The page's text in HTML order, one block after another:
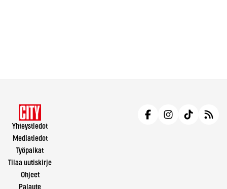
Yhteystiedot
Mediatiedot
Työpaikat
Tilaa uutiskirje
Ohjeet
Palaute